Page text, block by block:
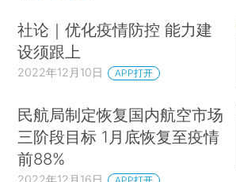
社论｜优化疫情防控 能力建
设须跟上
2022年12月10日 APP打开
民航局制定恢复国内航空市场
三阶段目标 1月底恢复至疫情
前88%
2022年12月16日